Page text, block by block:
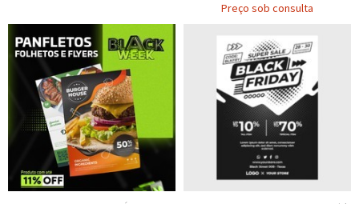
Preço sob consulta